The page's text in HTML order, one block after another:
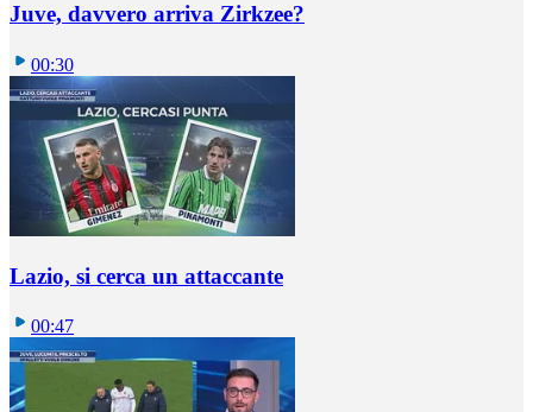
Juve, davvero arriva Zirkzee?
00:30
Lazio, si cerca un attaccante
00:47